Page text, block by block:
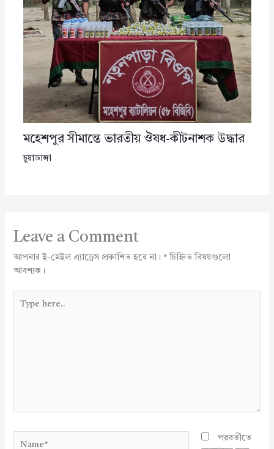
মহেশপুর সীমান্তে ভারতীয় ঔষধ-কীটনাশক উদ্ধার
চুয়াডাঙ্গা
Leave a Comment
আপনার ই-মেইল এ্যাড্রেস প্রকাশিত হবে না। *চিহ্নিত বিষয়গুলো
আবশ্যক।
here..
পরবর্তীতে